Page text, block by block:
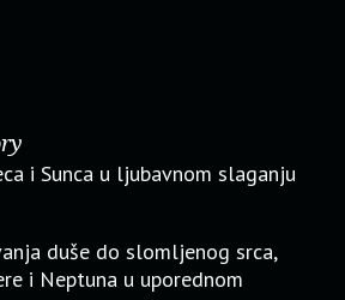
i Sunca u ljubavnom slaganju
duše do slomljenog srca,
i Neptuna u uporednom